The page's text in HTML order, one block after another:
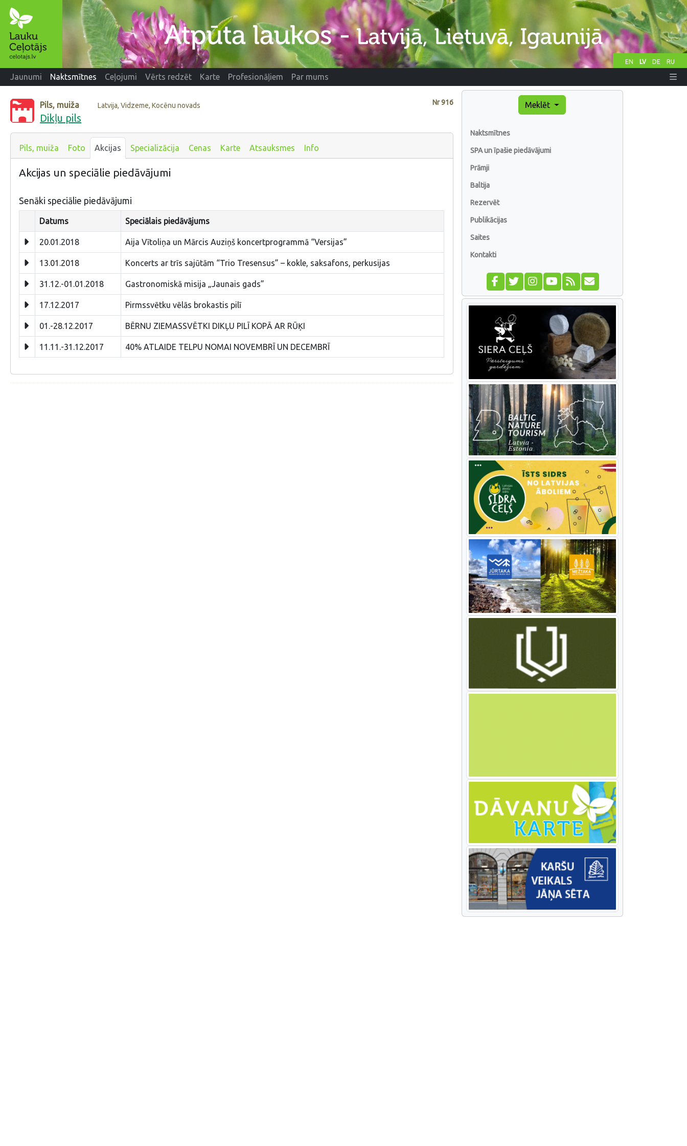
EN LV DE RU
Jaunumi Naktsmītnes Ceļojumi Vērts redzēt Karte Profesionāļiem Par mums
Nr916
Pils, muiža Latvija, Vidzeme, Kocēnu novads
Dikļu pils
Pils, muiža Foto Akcijas Specializācija Cenas Karte Atsauksmes Info
Akcijas un speciālie piedāvājumi
Senāki speciālie piedāvājumi
Datums Speciālais piedāvājums
20.01.2018 Aija Vītoliņa un Mārcis Auziņš koncertprogrammā “Versijas”
13.01.2018 Koncerts ar trīs sajūtām “Trio Tresensus” – kokle, saksafons, perkusijas
31.12.-01.01.2018 Gastronomiskā misija „Jaunais gads”
17.12.2017 Pirmssvētku vēlās brokastis pilī
01.-28.12.2017 BĒRNU ZIEMASSVĒTKI DIKĻU PILĪ KOPĀ AR RŪĶI
11.11.-31.12.2017 40% ATLAIDE TELPU NOMAI NOVEMBRĪ UN DECEMBRĪ
Meklēt
Naktsmītnes
SPA un īpašie piedāvājumi
Prāmji
Baltija
Rezervēt
Publikācijas
Saites
Kontakti